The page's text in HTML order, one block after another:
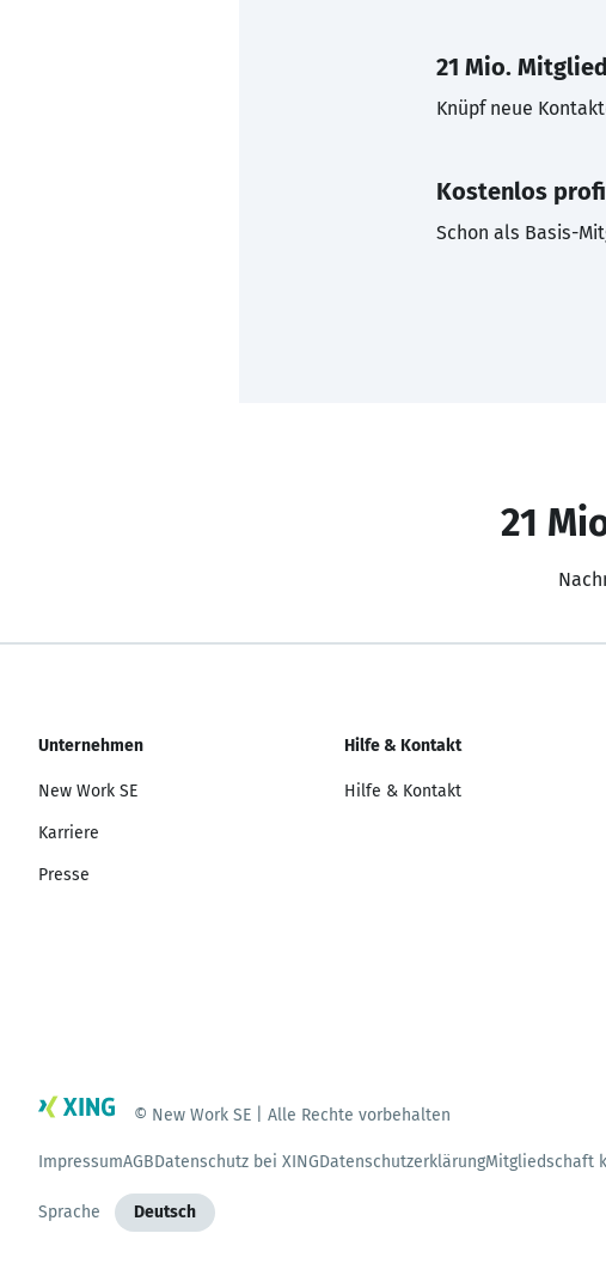
21 Mio.
Knüpf neue
Kostenlos
Schon als Basis-
21
Unternehmen
New Work SE
Karriere
Presse
Hilfe & Kontakt
Hilfe & Kontakt
© New Work SE | Alle Rechte vorbehalten
ImpressumAGBDatenschutz bei XINGDatenschutzerklärungMitgliedschaft
Sprache Deutsch